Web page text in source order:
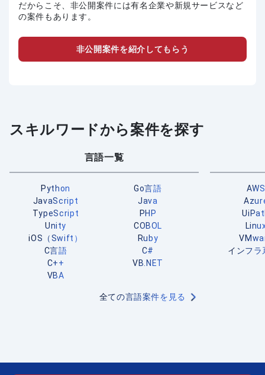
だからこそ、非公開案件には有名企業や新規サービスなど
の案件もあります。
非公開案件を紹介してもらう
スキルワードから案件を探す
言語一覧
Python
Go言語
JavaScript
Java
TypeScript
PHP
Unity
COBOL
iOS（Swift）
Ruby
C言語
C#
C++
VB.NET
VBA
全ての言語案件を見る
AWS
インフラ